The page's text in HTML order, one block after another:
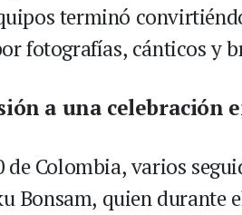
terminó
fotografías, cánticos y
a una celebración
Colombia, varios
Bonsam, quien durante